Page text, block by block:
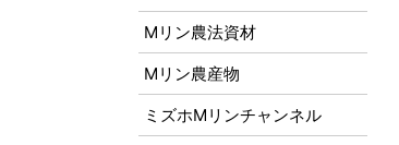
Mリン農法資材
Mリン農産物
ミズホMリンチャンネル